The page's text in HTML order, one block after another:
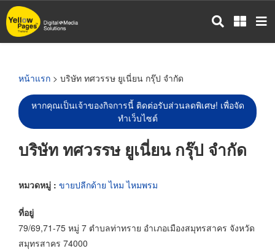
ข้าม
ไป
หน้าแรก > บริษัท ทศวรรษ ยูเนี่ยน กรุ๊ป จำกัด
หากคุณเป็นเจ้าของกิจการนี้ ติดต่อรับส่วนลดพิเศษ! เพื่อจัด
ทำเว็บไซต์
บริษัท ทศวรรษ ยูเนี่ยน กรุ๊ป จำกัด
หมวดหมู่ : ขายปลีกด้าย ไหม ไหมพรม
ที่อยู่
79/69,71-75 หมู่ 7 ตำบลท่าทราย อำเภอเมืองสมุทรสาคร จังหวัด
สมุทรสาคร 74000